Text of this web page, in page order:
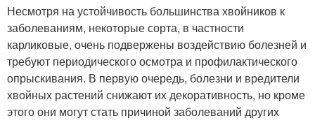
Несмотря на устойчивость большинства хвойников к
заболеваниям, некоторые сорта, в частности
карликовые, очень подвержены воздействию болезней и
требуют периодического осмотра и профилактического
опрыскивания. В первую очередь, болезни и вредители
хвойных растений снижают их декоративность, но кроме
этого они могут стать причиной заболеваний других